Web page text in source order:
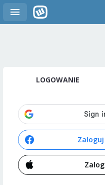
LOGOWANIE